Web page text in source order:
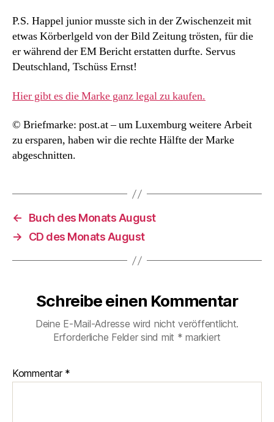
P.S. Happel junior musste sich in der Zwischenzeit mit
etwas Körberlgeld von der Bild Zeitung trösten, für die
er während der EM Bericht erstatten durfte. Servus
Deutschland, Tschüss Ernst!
Hier gibt es die Marke ganz legal zu kaufen.
© Briefmarke: post.at – um Luxemburg weitere Arbeit
zu ersparen, haben wir die rechte Hälfte der Marke
abgeschnitten.
←
Buch des Monats August
→
CD des Monats August
Schreibe einen Kommentar
Deine E-Mail-Adresse wird nicht veröffentlicht.
Erforderliche Felder sind mit * markiert
Kommentar *